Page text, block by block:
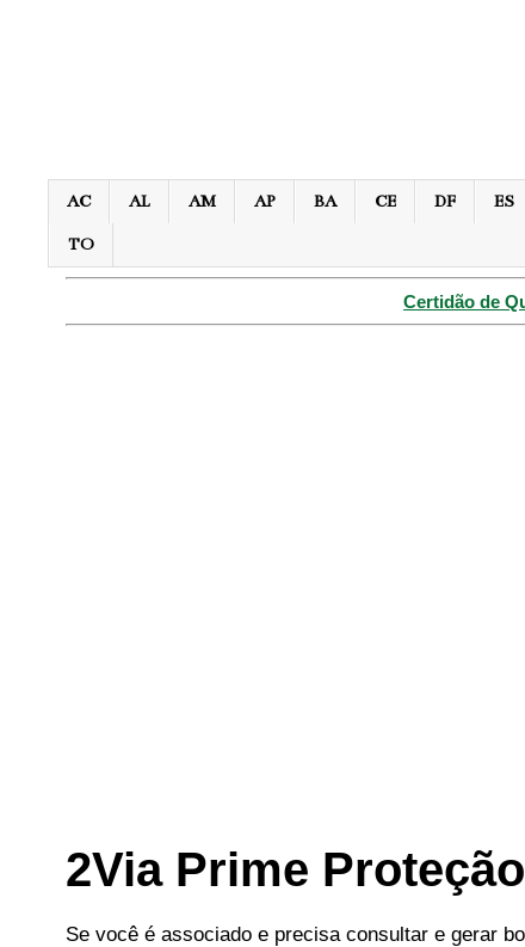
AC AL AM AP BA CE DF ES
TO
Certidão de
2Via Prime
Se você é associado e precisa consultar e gerar